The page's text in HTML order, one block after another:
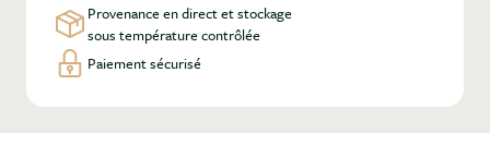
Provenance en direct et stockage
sous température contrôlée
Paiement sécurisé